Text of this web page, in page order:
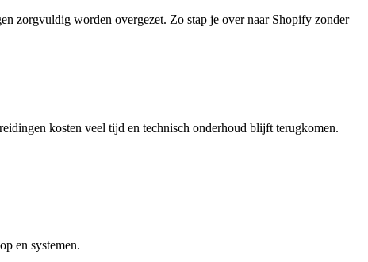
zorgvuldig worden overgezet. Zo stap je over naar Shopify zonder
kosten veel tijd en technisch onderhoud blijft terugkomen.
en systemen.